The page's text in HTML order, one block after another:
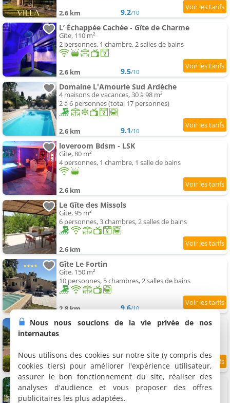
2.6 km 9.2/10
L’ Échappée Cachée - Gîte de Charme
Gîte, 110 m²
2 personnes, 1 chambre, 2 salles de bains
2.6 km 9.5/10
Domaine L'Amourie Sud Ardèche
4 maisons de vacances, 30 à 98 m²
2 à 6 personnes (total 17 personnes)
2.6 km 9.1/10
loveroom Bdsm - LSK
Gîte, 80 m²
4 personnes, 1 chambre, 1 salle de bains
2.6 km
Le Gîte des Missols
Gîte, 95 m²
6 personnes, 3 chambres, 2 salles de bains
2.6 km
Gîte Le Fortin
Gîte, 150 m²
10 personnes, 5 chambres, 2 salles de bains
2.8 km 9.6/10
L'Escapade Amoureuse Ardéchoise Bis
3 km
Belle Maison À Mercuer
Maison de vacances, 165 m²
8 personnes, 4 chambres, 3 salles de bains
Nous nous soucions de la vie privée de nos
internautes
Nous utilisons des cookies sur notre site (y compris des
cookies tiers) pour améliorer l'expérience utilisateur,
assurer le bon fonctionnement du site, réaliser des
analyses d'audience et vous proposer des offres
publicitaires les plus adaptées.